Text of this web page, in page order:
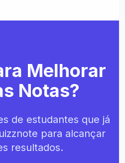
Melhorar
Notas?
de estudantes que já
para alcançar
resultados.